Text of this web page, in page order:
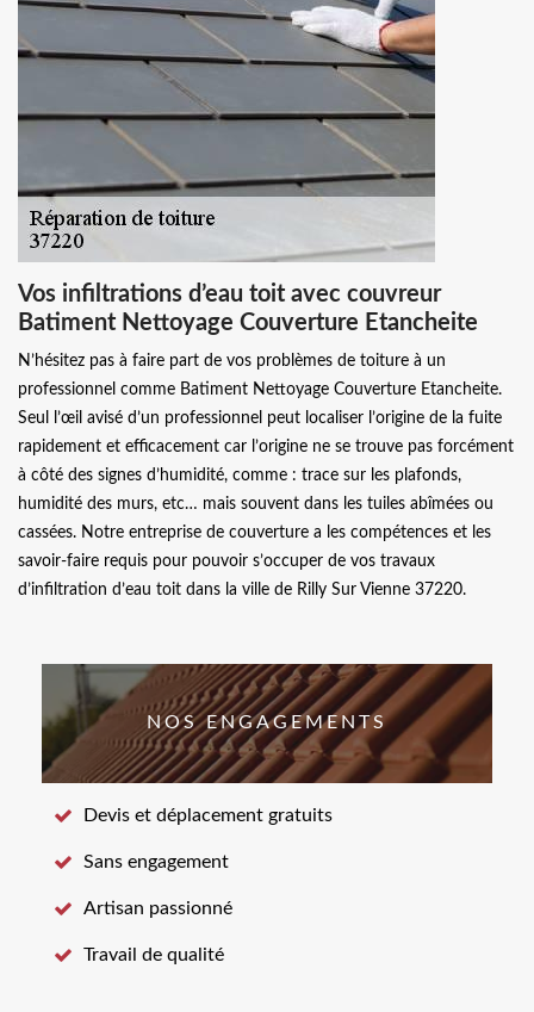
Vos infiltrations d’eau toit avec couvreur
Batiment Nettoyage Couverture Etancheite
N’hésitez pas à faire part de vos problèmes de toiture à un
professionnel comme Batiment Nettoyage Couverture Etancheite.
Seul l’œil avisé d’un professionnel peut localiser l’origine de la fuite
rapidement et efficacement car l’origine ne se trouve pas forcément
à côté des signes d’humidité, comme : trace sur les plafonds,
humidité des murs, etc… mais souvent dans les tuiles abîmées ou
cassées. Notre entreprise de couverture a les compétences et les
savoir-faire requis pour pouvoir s’occuper de vos travaux
d’infiltration d’eau toit dans la ville de Rilly Sur Vienne 37220.
NOS ENGAGEMENTS
Devis et déplacement gratuits
Sans engagement
Artisan passionné
Travail de qualité